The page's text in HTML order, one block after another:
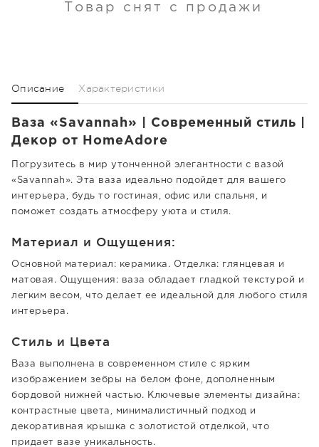
Товар снят с продажи
Описание Характеристики
Ваза «Savannah» | Современный стиль |
Декор от HomeAdore
Погрузитесь в мир утонченной элегантности с вазой
«Savannah». Эта ваза идеально подойдет для вашего
интерьера, будь то гостиная, офис или спальня, и
поможет создать атмосферу уюта и стиля.
Материал и Ощущения:
Основной материал: керамика. Отделка: глянцевая и
матовая. Ощущения: ваза обладает гладкой текстурой и
легким весом, что делает ее идеальной для любого стиля
интерьера.
Стиль и Цвета
Ваза выполнена в современном стиле с ярким
изображением зебры на белом фоне, дополненным
бордовой нижней частью. Ключевые элементы дизайна:
контрастные цвета, минималистичный подход и
декоративная крышка с золотистой отделкой, что
придает вазе уникальность.